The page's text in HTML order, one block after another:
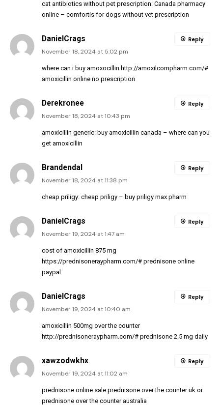
cat antibiotics without pet prescription: Canada pharmacy
online – comfortis for dogs without vet prescription
DanielCrags
November 18, 2024 at 5:02 pm
where can i buy amoxocillin http://amoxilcompharm.com/#
amoxicillin online no prescription
Reply
Derekronee
November 18, 2024 at 10:43 pm
amoxicillin generic: buy amoxicillin canada – where can you
get amoxicillin
Reply
Brandendal
November 18, 2024 at 11:38 pm
cheap priligy: cheap priligy – buy priligy max pharm
Reply
DanielCrags
November 19, 2024 at 1:47 am
cost of amoxicillin 875 mg
https://prednisoneraypharm.com/# prednisone online
paypal
Reply
DanielCrags
November 19, 2024 at 10:40 am
amoxicillin 500mg over the counter
http://prednisoneraypharm.com/# prednisone 2.5 mg daily
Reply
xawzodwkhx
November 19, 2024 at 11:02 am
prednisone online sale prednisone over the counter uk or
prednisone over the counter australia
Reply